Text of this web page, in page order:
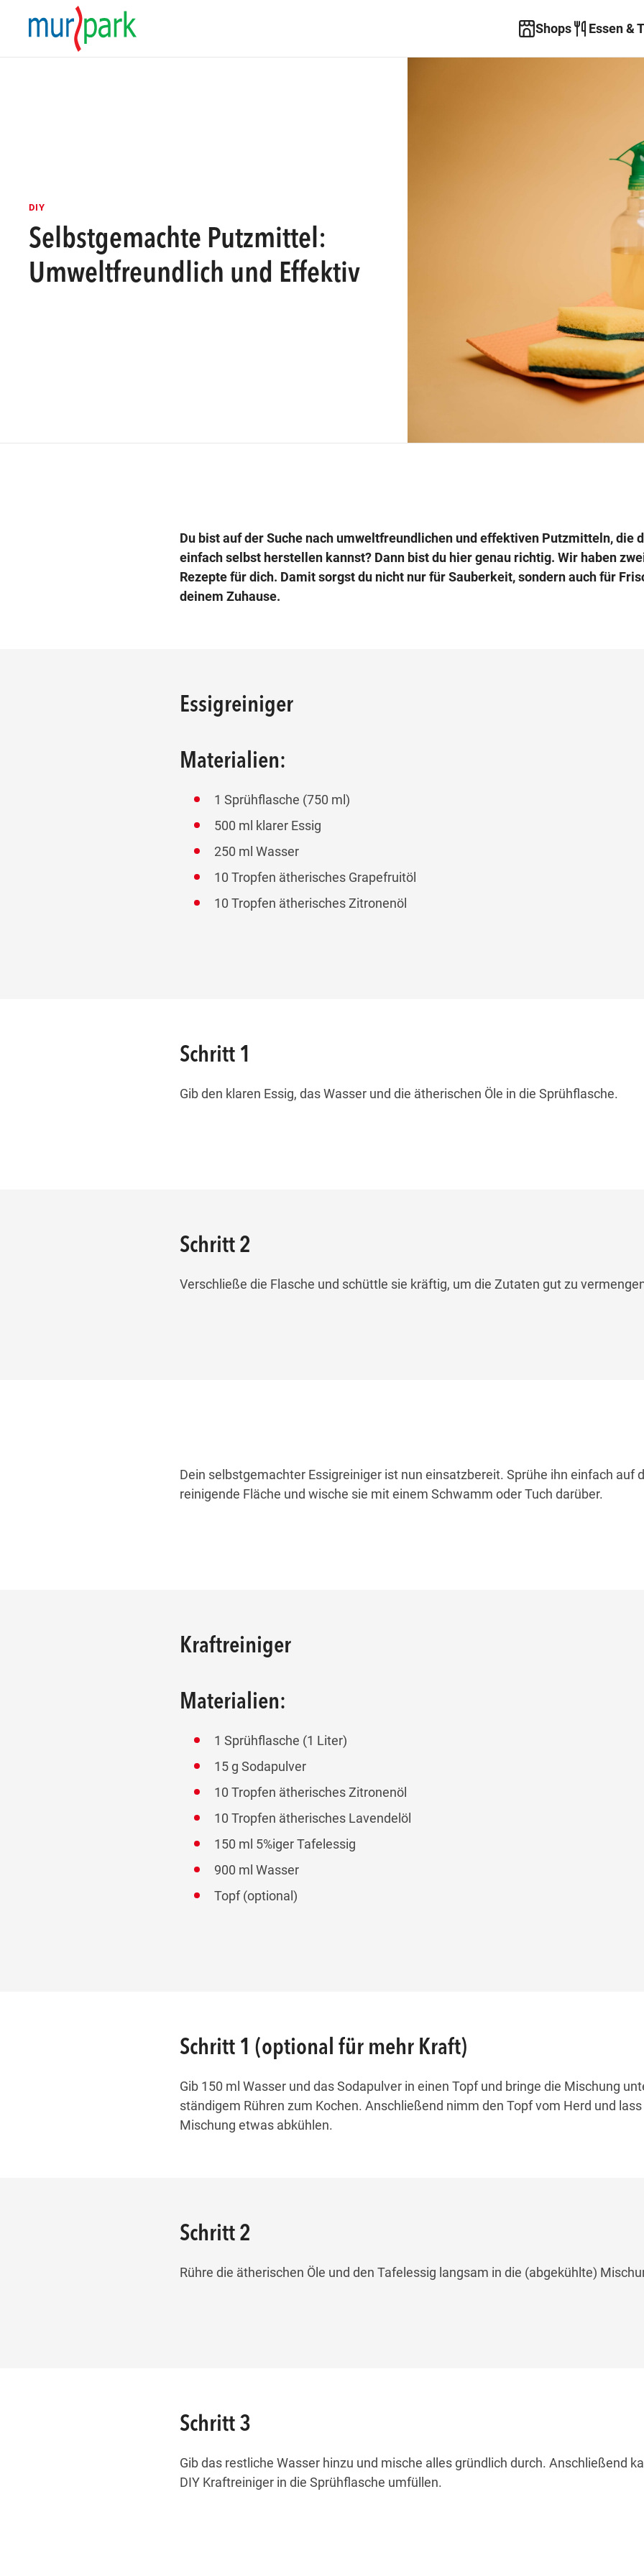
Shops Essen &
DIY
Selbstgemachte Putzmittel:
Umweltfreundlich und Effektiv
Du bist auf der Suche nach umweltfreundlichen und effektiven Putzmitteln, die
einfach selbst herstellen kannst? Dann bist du hier genau richtig. Wir haben
Rezepte für dich. Damit sorgst du nicht nur für Sauberkeit, sondern auch für
deinem Zuhause.
Essigreiniger
Materialien:
1 Sprühflasche (750 ml)
500 ml klarer Essig
250 ml Wasser
10 Tropfen ätherisches Grapefruitöl
10 Tropfen ätherisches Zitronenöl
Schritt 1
Gib den klaren Essig, das Wasser und die ätherischen Öle in die Sprühflasche.
Schritt 2
Verschließe die Flasche und schüttle sie kräftig, um die Zutaten gut zu
Dein selbstgemachter Essigreiniger ist nun einsatzbereit. Sprühe ihn einfach auf
reinigende Fläche und wische sie mit einem Schwamm oder Tuch darüber.
Kraftreiniger
Materialien:
1 Sprühflasche (1 Liter)
15 g Sodapulver
10 Tropfen ätherisches Zitronenöl
10 Tropfen ätherisches Lavendelöl
150 ml 5%iger Tafelessig
900 ml Wasser
Topf (optional)
Schritt 1 (optional für mehr Kraft)
Gib 150 ml Wasser und das Sodapulver in einen Topf und bringe die Mischung
ständigem Rühren zum Kochen. Anschließend nimm den Topf vom Herd und lass
Mischung etwas abkühlen.
Schritt 2
Rühre die ätherischen Öle und den Tafelessig langsam in die (abgekühlte)
Schritt 3
Gib das restliche Wasser hinzu und mische alles gründlich durch. Anschließend
DIY Kraftreiniger in die Sprühflasche umfüllen.